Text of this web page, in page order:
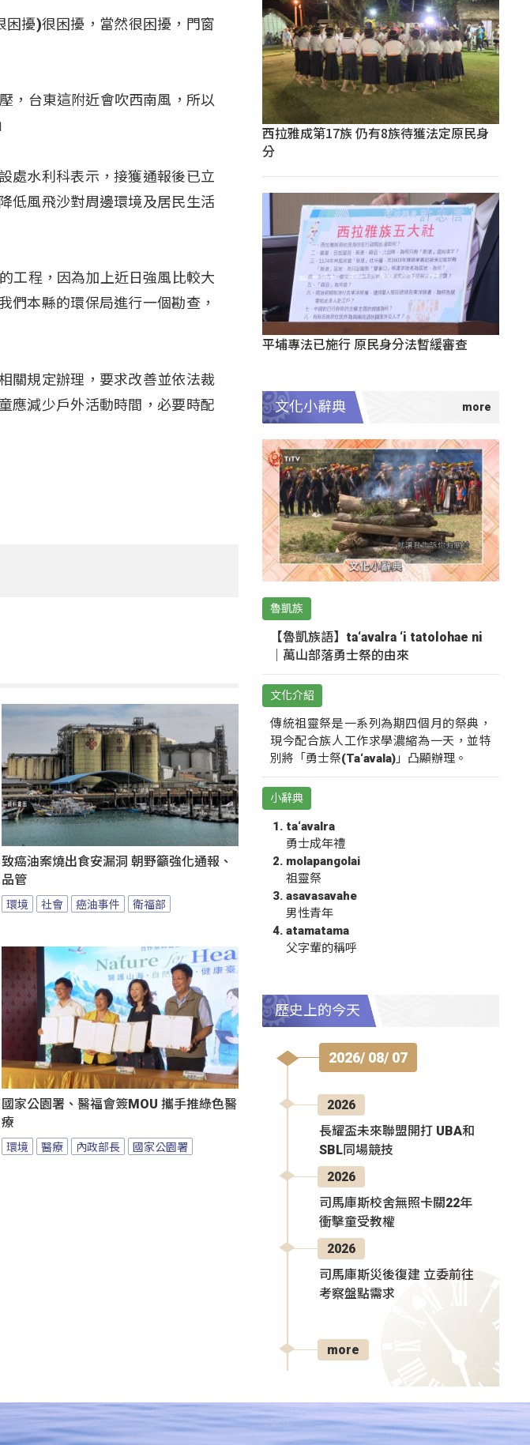
擾)很困擾，當然很困擾，門窗
，台東這附近會吹西南風，所以
處水利科表示，接獲通報後已立
低風飛沙對周邊環境及居民生活
工程，因為加上近日強風比較大
們本縣的環保局進行一個勘查，
關規定辦理，要求改善並依法裁
應減少戶外活動時間，必要時配
致癌油案燒出食安漏洞 朝野籲強化通報、
品管
環境 社會 癌油事件 衛福部
國家公園署、醫福會簽MOU 攜手推綠色醫
療
環境 醫療 內政部長 國家公園署
西拉雅成第17族 仍有8族待獲法定原民身
分
平埔專法已施行 原民身分法暫緩審查
文化小辭典
魯凱族
【魯凱族語】ta‘avalra ‘i tatolohae ni
｜萬山部落勇士祭的由來
文化介紹
傳統祖靈祭是一系列為期四個月的祭典，
現今配合族人工作求學濃縮為一天，並特
別將「勇士祭(Ta‘avala)」凸顯辦理。
小辭典
ta‘avalra
勇士成年禮
molapangolai
祖靈祭
asavasavahe
男性青年
atamatama
父字輩的稱呼
歷史上的今天
2026/ 08/ 07
2026
長耀盃未來聯盟開打 UBA和
SBL同場競技
2026
司馬庫斯校舍無照卡關22年
衝擊童受教權
2026
司馬庫斯災後復建 立委前往
考察盤點需求
more